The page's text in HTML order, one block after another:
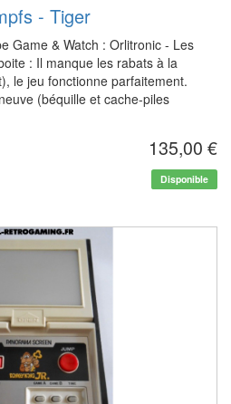
- Tiger
Game & Watch : Orlitronic - Les
: Il manque les rabats à la
le jeu fonctionne parfaitement.
(béquille et cache-piles
135,00 €
Disponible